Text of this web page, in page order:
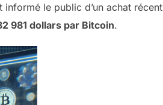
informé le public d’un achat récent
981 dollars par Bitcoin.